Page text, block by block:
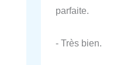
parfaite.
- Très bien.